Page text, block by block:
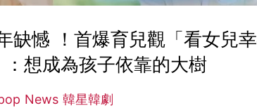
缺憾 ！首爆育兒觀「看女兒
：想成為孩子依靠的大樹
News 韓星韓劇